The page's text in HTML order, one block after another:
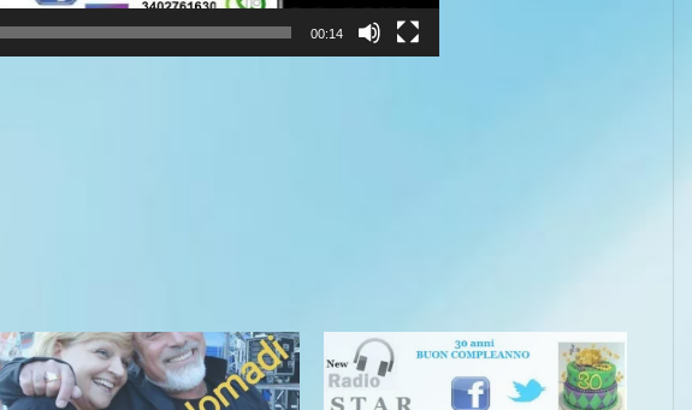
00:14